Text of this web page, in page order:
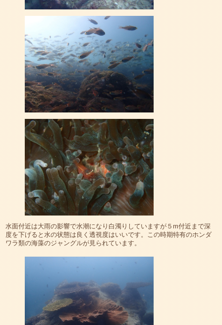
水面付近は大雨の影響で水潮になり白濁りしていますが５m付近まで深
度を下げると水の状態は良く透視度はいいです。この時期特有のホンダ
ワラ類の海藻のジャングルが見られています。